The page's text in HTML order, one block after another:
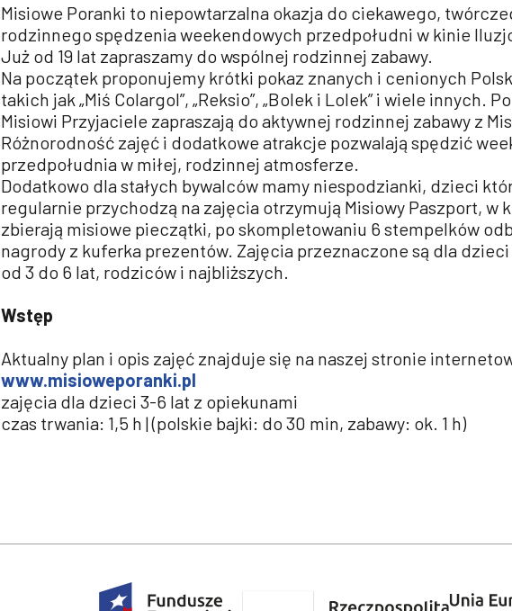
Misiowe Poranki to niepowtarzalna okazja do ciekawego,
rodzinnego spędzenia weekendowych przedpołudni w kinie
Już od 19 lat zapraszamy do wspólnej rodzinnej zabawy.
Na początek proponujemy krótki pokaz znanych i cenionych
takich jak „Miś Colargol”, „Reksio”, „Bolek i Lolek” i wiele innych.
Misiowi Przyjaciele zapraszają do aktywnej rodzinnej zabawy z
Różnorodność zajęć i dodatkowe atrakcje pozwalają spędzić
przedpołudnia w miłej, rodzinnej atmosferze.
Dodatkowo dla stałych bywalców mamy niespodzianki, dzieci
regularnie przychodzą na zajęcia otrzymują Misiowy Paszport, w
zbierają misiowe pieczątki, po skompletowaniu 6 stempelków
nagrody z kuferka prezentów. Zajęcia przeznaczone są dla
od 3 do 6 lat, rodziców i najbliższych.
Wstęp
Aktualny plan i opis zajęć znajduje się na naszej stronie
www.misioweporanki.pl
zajęcia dla dzieci 3-6 lat z opiekunami
czas trwania: 1,5 h | (polskie bajki: do 30 min, zabawy: ok. 1 h)